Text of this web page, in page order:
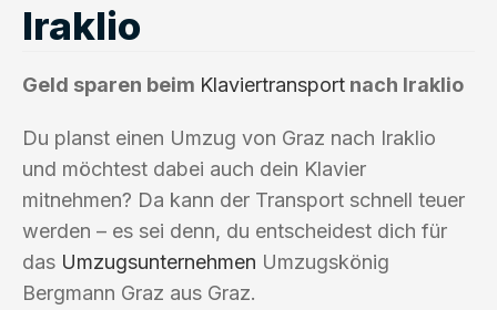
Iraklio
Geld sparen beim Klaviertransport nach Iraklio
Du planst einen Umzug von Graz nach Iraklio
und möchtest dabei auch dein Klavier
mitnehmen? Da kann der Transport schnell teuer
werden – es sei denn, du entscheidest dich für
das Umzugsunternehmen Umzugskönig
Bergmann Graz aus Graz.